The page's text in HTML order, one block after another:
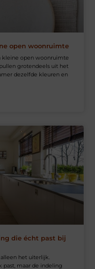
open woonruimte
kleine open woonruimte
grotendeels uit het
dezelfde kleuren en
die écht past bij
het uiterlijk.
past, maar de indeling